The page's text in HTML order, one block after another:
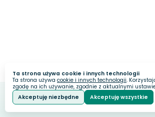
Ta strona używa cookie i innych technologii
Ta strona używa cookie i innych technologii.
zgodę na ich używanie, zgodnie z aktualnymi
Akceptuję niezbędne
Akceptuję wszystkie
Stworzone naWebankieta